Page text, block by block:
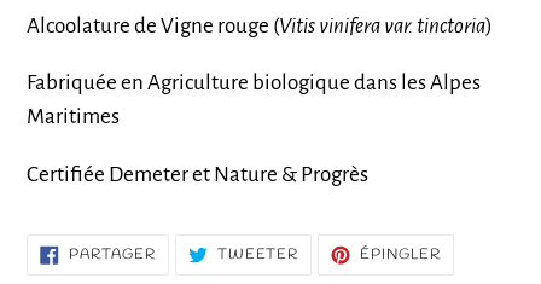
Alcoolature de Vigne rouge (Vitis vinifera var. tinctoria)
Fabriquée en Agriculture biologique dans les Alpes
Maritimes
Certifiée Demeter et Nature & Progrès
PARTAGERPARTAGER
SUR
TWEETER TWEETERÉPINGLER